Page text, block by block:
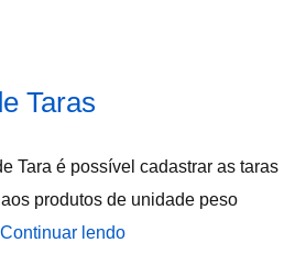
Taras
Tara é possível cadastrar as taras
produtos de unidade peso
Continuar lendo